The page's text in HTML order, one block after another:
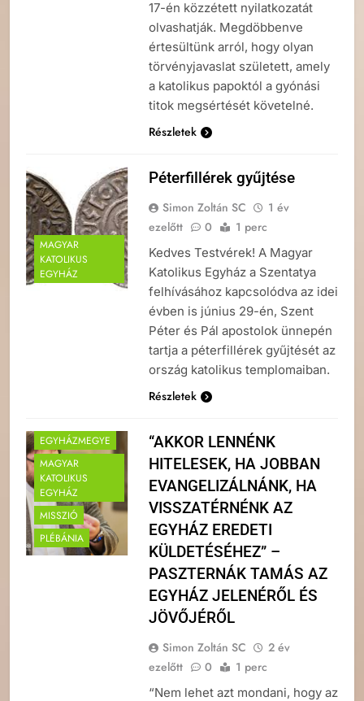
17-én közzétett nyilatkozatát
olvashatják. Megdöbbenve
értesültünk arról, hogy olyan
törvényjavaslat született, amely
a katolikus papoktól a gyónási
titok megsértését követelné.
Részletek
MAGYAR
KATOLIKUS
EGYHÁZ
Péterfillérek gyűjtése
Simon Zoltán SC
1 év
ezelőtt
0 1 perc
Kedves Testvérek! A Magyar
Katolikus Egyház a Szentatya
felhívásához kapcsolódva az idei
évben is június 29-én, Szent
Péter és Pál apostolok ünnepén
tartja a péterfillérek gyűjtését az
ország katolikus templomaiban.
Részletek
EGYHÁZMEGYE
MAGYAR
KATOLIKUS
EGYHÁZ
MISSZIÓ
PLÉBÁNIA
“AKKOR LENNÉNK
HITELESEK, HA JOBBAN
EVANGELIZÁLNÁNK, HA
VISSZATÉRNÉNK AZ
EGYHÁZ EREDETI
KÜLDETÉSÉHEZ” –
PASZTERNÁK TAMÁS AZ
EGYHÁZ JELENÉRŐL ÉS
JÖVŐJÉRŐL
Simon Zoltán SC
2 év
ezelőtt
0 1 perc
“Nem lehet azt mondani, hogy az